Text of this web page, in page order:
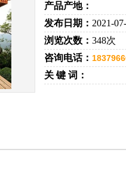
产品产地：
发布日期： 2021-
浏览次数： 348次
咨询电话：
关 键 词：